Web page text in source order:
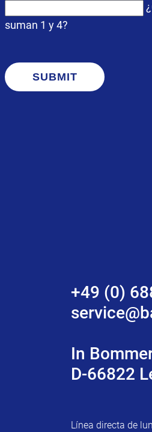
suman 1 y 4?
SUBMIT
+49 (0)
In
D-66822
Línea directa de